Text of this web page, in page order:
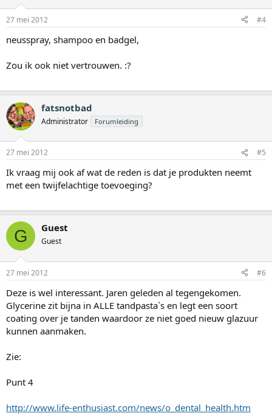
27 mei 2012 #4
neusspray, shampoo en badgel,
Zou ik ook niet vertrouwen. :?
fatsnotbad
Administrator Forumleiding
27 mei 2012 #5
Ik vraag mij ook af wat de reden is dat je produkten neemt
met een twijfelachtige toevoeging?
G Guest
Guest
27 mei 2012 #6
Deze is wel interessant. Jaren geleden al tegengekomen.
Glycerine zit bijna in ALLE tandpasta`s en legt een soort
coating over je tanden waardoor ze niet goed nieuw glazuur
kunnen aanmaken.
Zie:
Punt 4
http://www.life-enthusiast.com/news/o_dental_health.htm